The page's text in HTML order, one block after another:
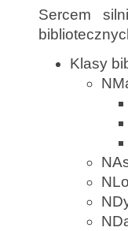
Sercem
Klasy